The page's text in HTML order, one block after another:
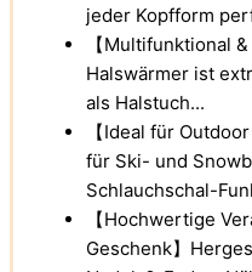
jeder Kopfform
【Multifunktional
Halswärmer ist
als Halstuch...
【Ideal für
für Ski- und
Schlauchschal-
【Hochwertige
Geschenk】